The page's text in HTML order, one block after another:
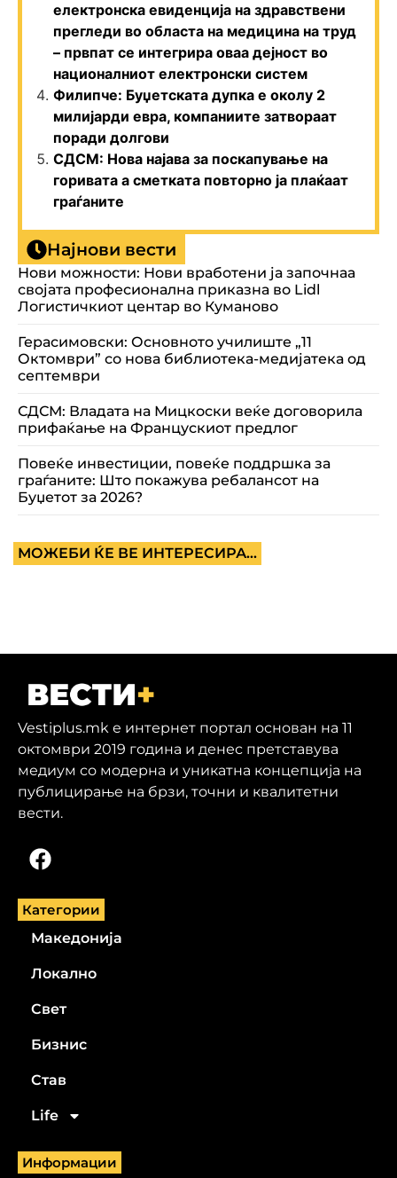
електронска евиденција на здравствени
прегледи во областа на медицина на труд
– првпат се интегрира оваа дејност во
националниот електронски систем
Филипче: Буџетската дупка е околу 2
милијарди евра, компаниите затвораат
поради долгови
СДСМ: Нова најава за поскапување на
горивата а сметката повторно ја плаќаат
граѓаните
Најнови вести
Нови можности: Нови вработени ја започнаа
својата професионална приказна во Lidl
Логистичкиот центар во Куманово
Герасимовски: Основното училиште „11
Октомври” со нова библиотека-медијатека од
септември
СДСМ: Владата на Мицкоски веќе договорила
прифаќање на Францускиот предлог
Повеќе инвестиции, повеќе поддршка за
граѓаните: Што покажува ребалансот на
Буџетот за 2026?
МОЖЕБИ ЌЕ ВЕ ИНТЕРЕСИРА...
Vestiplus.mk е интернет портал основан на 11
октомври 2019 година и денес претставува
медиум со модерна и уникатна концепција на
публицирање на брзи, точни и квалитетни
вести.
Категории
Македонија
Локално
Свет
Бизнис
Став
Life
Информации